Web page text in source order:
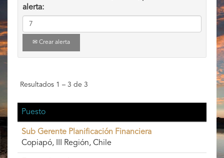
alerta:
Crear alerta
Resultados 1 – 3 de 3
Puesto
Sub Gerente Planificación Financiera
Copiapó, III Región, Chile